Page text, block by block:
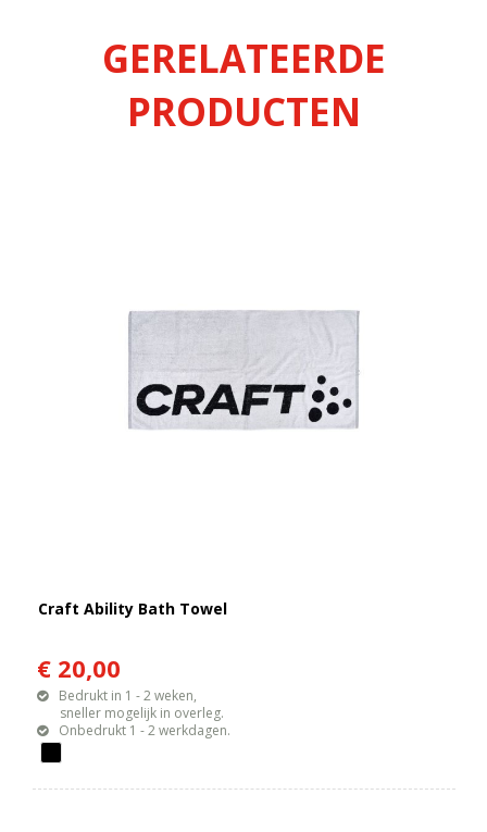
GERELATEERDE
PRODUCTEN
Craft Ability Bath Towel
€ 20,00
Bedrukt in 1 - 2 weken,
sneller mogelijk in overleg.
Onbedrukt 1 - 2 werkdagen.